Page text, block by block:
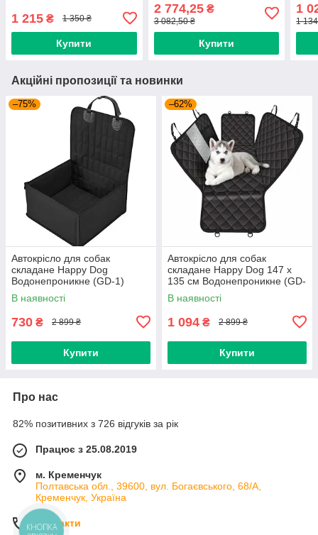
1 215 ₴ 1 350 ₴
Купити
2 774,25₴
3 082,50 ₴
Купити
1
1
Акційні пропозиції та новинки
–75%
Автокрісло для собак
складане Happy Dog
Водонепроникне (GD-1)
В наявності
730 ₴ 2 899 ₴
Купити
–62%
Автокрісло для собак
складане Happy Dog 147 x
135 см Водонепроникне (GD-
13)
В наявності
1 094 ₴ 2 899 ₴
Купити
Про нас
82% позитивних з 726 відгуків за рік
Працює з 25.08.2019
м. Кременчук
Полтавська обл., 39600, вул. Богаєвського, 68/А,
Кременчук, Україна
Контакти
КНОПКА